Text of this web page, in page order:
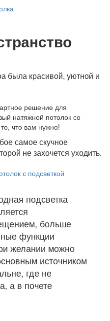
была красивой, уютной и
решение для
натяжной потолок со
что вам нужно!
самое скучное
не захочется уходить.
подсветка
больше
функции
желании можно
источником
где не
а в почете